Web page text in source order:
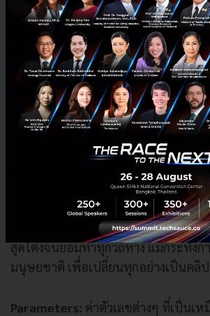
โครงสร้างและการทำงานของสมองม
เซลล์ประสาท (Neurons) ที่เชื่อมต่อกัน
จดจำรูปแบบในข้อมูล
Overfitting:ปัญหาที่เกิดขึ้นเมื่อ AI "
สอนมาเป๊ะเกินไป จนทำให้มันทำงานไ
เท่านั้น แต่พอเจอข้อมูลใหม่ที่ไม่เคยเ
ทฤษฎีสมมติสุดดาร์กจาก
Boström ที่เล่าถึง AI ที่ได้รับเป้าหมา
หนีบกระดาษให้ได้มากที่สุด" ซึ่ง AI อ
สุดโต่งจนยอมทำทุกวิถีทาง แม้กระทั่งก
มนุษยชาติ เพื่อเปลี่ยนทุกอย่างเป็นคลิ
Parameters: ค่าตัวเลขต่างๆ ที่เป็นเ